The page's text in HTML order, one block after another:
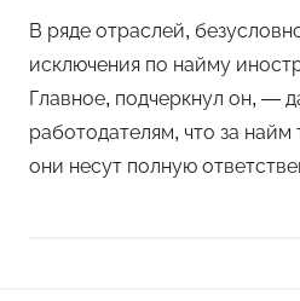
В ряде отраслей,
исключения по найму
Главное, подчеркнул он, —
работодателям, что за найм
они несут полную